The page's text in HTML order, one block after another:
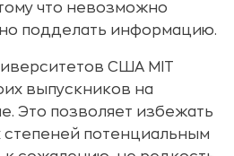
что невозможно
подделать информацию.
США MIT
выпускников на
Это позволяет избежать
потенциальным